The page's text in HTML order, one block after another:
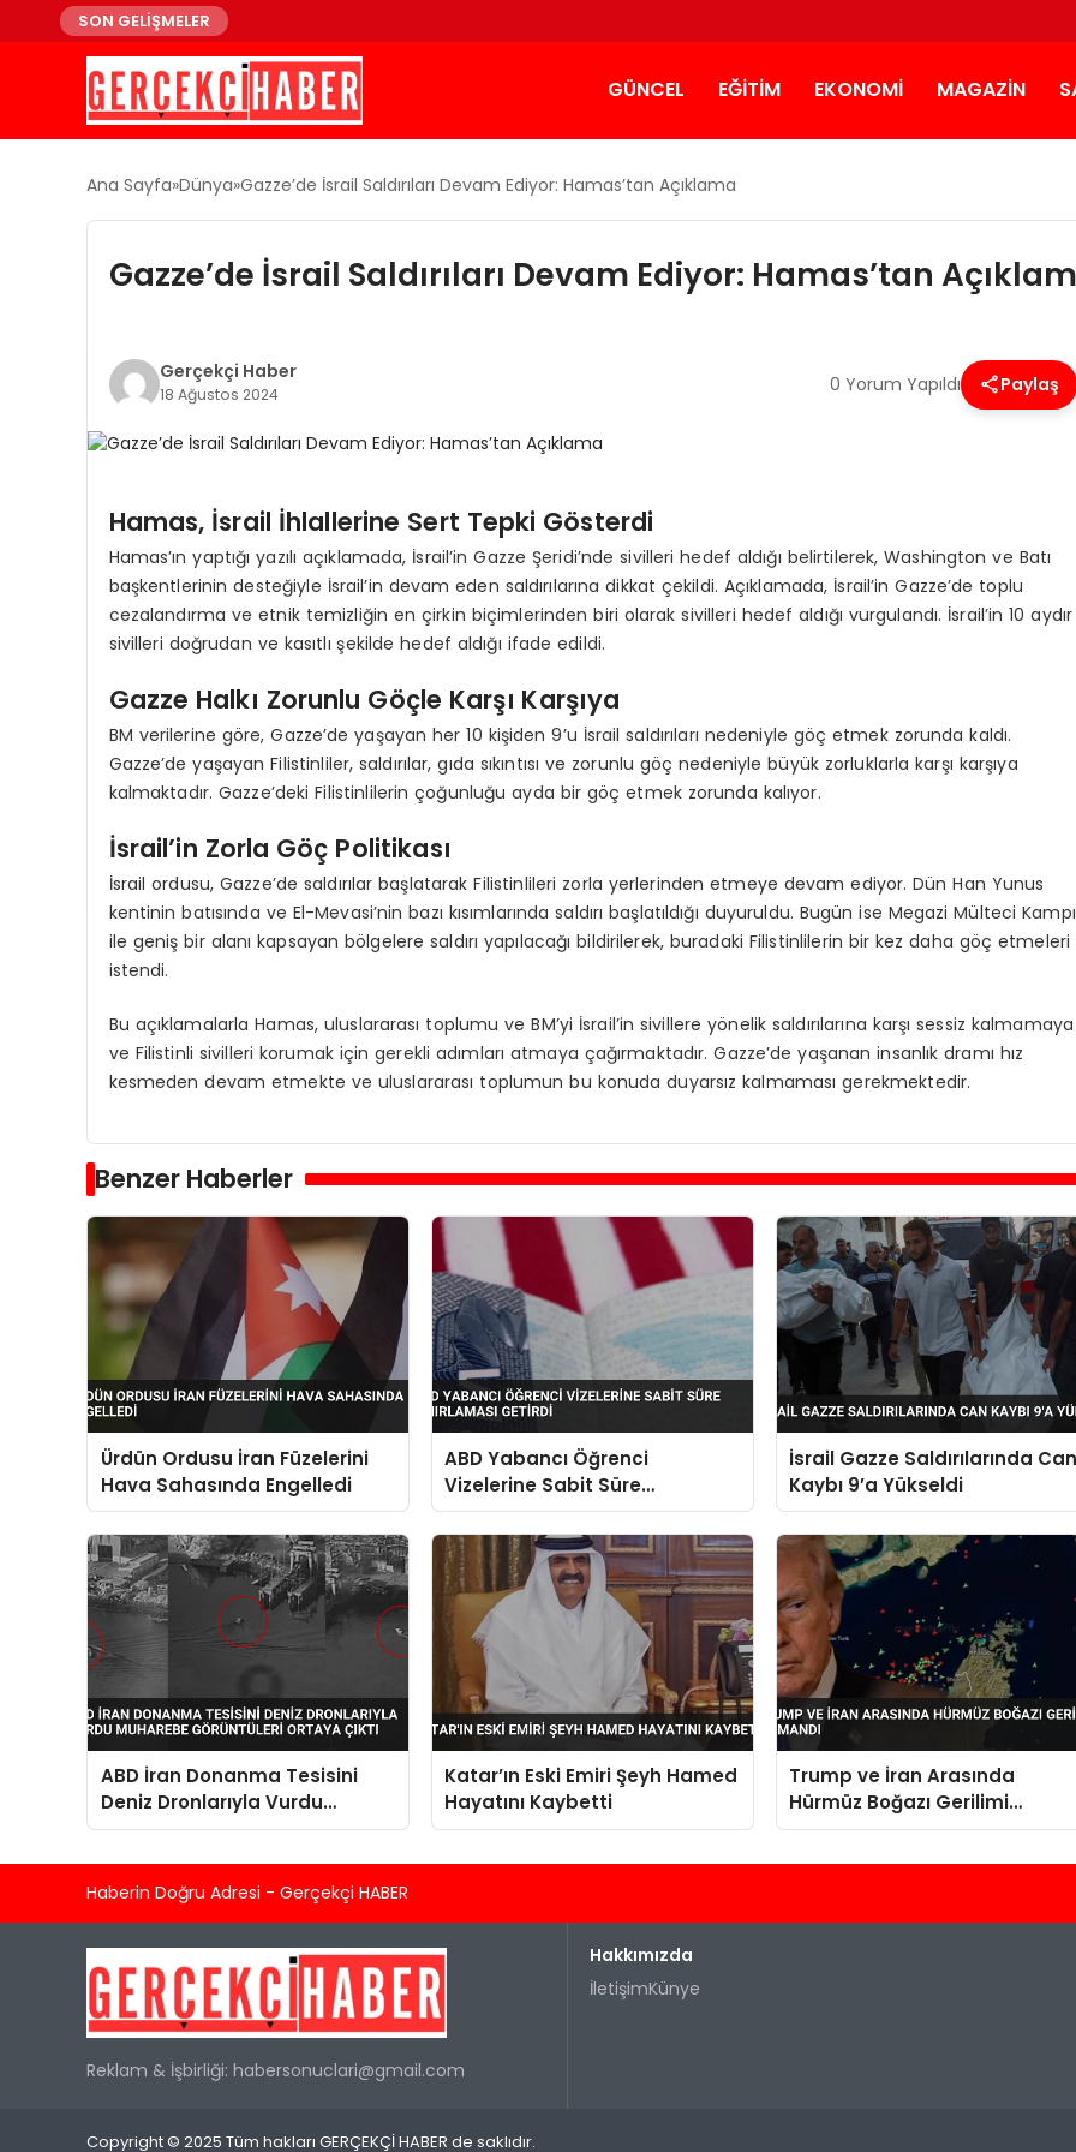
SON GELİŞMELER
GÜNCEL EĞITIM EKONOMI MAGAZIN
Ana Sayfa Dünya Gazze’de İsrail Saldırıları Devam Ediyor: Hamas’tan Açıklama
Gazze’de İsrail Saldırıları Devam Ediyor: Hamas’tan
Gerçekçi Haber
18 Ağustos 2024 0 Yorum Yapıldı Paylaş
Hamas, İsrail İhlallerine Sert Tepki Gösterdi
Hamas’ın yaptığı yazılı açıklamada, İsrail’in Gazze Şeridi’nde sivilleri hedef aldığı belirtilerek, Washington ve Batı
başkentlerinin desteğiyle İsrail’in devam eden saldırılarına dikkat çekildi. Açıklamada, İsrail’in Gazze’de toplu
cezalandırma ve etnik temizliğin en çirkin biçimlerinden biri olarak sivilleri hedef aldığı vurgulandı. İsrail’in 10 aydır
sivilleri doğrudan ve kasıtlı şekilde hedef aldığı ifade edildi.
Gazze Halkı Zorunlu Göçle Karşı Karşıya
BM verilerine göre, Gazze’de yaşayan her 10 kişiden 9’u İsrail saldırıları nedeniyle göç etmek zorunda kaldı.
Gazze’de yaşayan Filistinliler, saldırılar, gıda sıkıntısı ve zorunlu göç nedeniyle büyük zorluklarla karşı karşıya
kalmaktadır. Gazze’deki Filistinlilerin çoğunluğu ayda bir göç etmek zorunda kalıyor.
İsrail’in Zorla Göç Politikası
İsrail ordusu, Gazze’de saldırılar başlatarak Filistinlileri zorla yerlerinden etmeye devam ediyor. Dün Han Yunus
kentinin batısında ve El-Mevasi’nin bazı kısımlarında saldırı başlatıldığı duyuruldu. Bugün ise Megazi Mülteci Kampı
ile geniş bir alanı kapsayan bölgelere saldırı yapılacağı bildirilerek, buradaki Filistinlilerin bir kez daha göç etmeleri
istendi.
Bu açıklamalarla Hamas, uluslararası toplumu ve BM’yi İsrail’in sivillere yönelik saldırılarına karşı sessiz kalmamaya
ve Filistinli sivilleri korumak için gerekli adımları atmaya çağırmaktadır. Gazze’de yaşanan insanlık dramı hız
kesmeden devam etmekte ve uluslararası toplumun bu konuda duyarsız kalmaması gerekmektedir.
Benzer Haberler
Ürdün Ordusu İran Füzelerini
Hava Sahasında Engelledi
ABD Yabancı Öğrenci
Vizelerine Sabit Süre
Sınırlaması Getirdi
İsrail Gazze Saldırılarında Can
Kaybı 9’a Yükseldi
ABD İran Donanma Tesisini
Deniz Dronlarıyla Vurdu
Muharebe Görüntüleri Ortaya
Katar’ın Eski Emiri Şeyh Hamed
Hayatını Kaybetti
Trump ve İran Arasında
Hürmüz Boğazı Gerilimi
Tırmandı
Haberin Doğru Adresi - Gerçekçi HABER
Reklam & İşbirliği: habersonuclari@gmail.com
Hakkımızda
İletişimKünye
Copyright © 2025 Tüm hakları GERÇEKÇİ HABER de saklıdır.